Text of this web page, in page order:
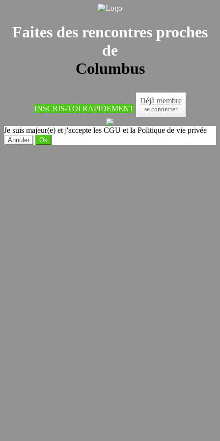
Faites des rencontres proches
de
Columbus
INSCRIS-TOI RAPIDEMENT
Déjà membre
se connecter
Je suis majeur(e) et j'accepte les CGU et la Politique de vie privée
Annuler Ok